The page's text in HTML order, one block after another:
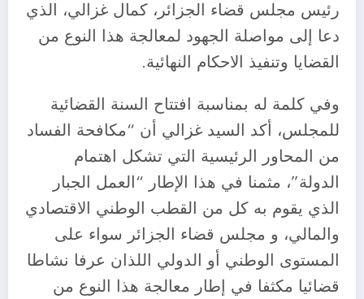
رئيس مجلس قضاء الجزائر، كمال غزالي، الذي
دعا إلى مواصلة الجهود لمعالجة هذا النوع من
القضايا وتنفيذ الاحكام النهائية.
وفي كلمة له بمناسبة افتتاح السنة القضائية
للمجلس، أكد السيد غزالي أن “مكافحة الفساد
من المحاور الرئيسية التي تشكل اهتمام
الدولة”، مثمنا في هذا الإطار “العمل الجبار
الذي يقوم به كل من القطب الوطني الاقتصادي
والمالي، و مجلس قضاء الجزائر سواء على
المستوى الوطني أو الدولي اللذان عرفا نشاطا
قضائيا مكثفا في إطار معالجة هذا النوع من